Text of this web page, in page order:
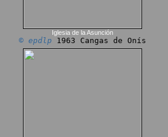
Iglesia de la Asunción
© epdlp 1963 Cangas de Onís